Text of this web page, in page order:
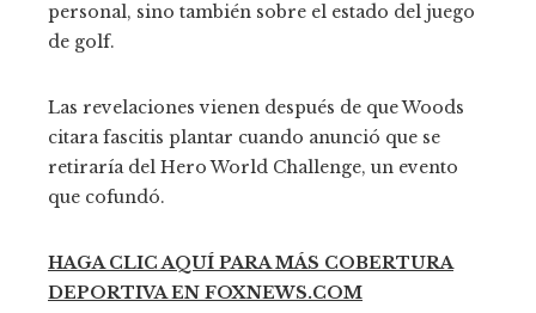
personal, sino también sobre el estado del juego
de golf.
Las revelaciones vienen después de que Woods
citara fascitis plantar cuando anunció que se
retiraría del Hero World Challenge, un evento
que cofundó.
HAGA CLIC AQUÍ PARA MÁS COBERTURA
DEPORTIVA EN FOXNEWS.COM